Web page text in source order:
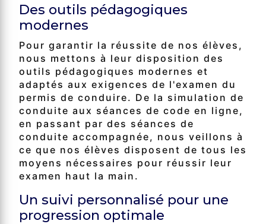
Des outils pédagogiques
modernes
Pour garantir la réussite de nos élèves,
nous mettons à leur disposition des
outils pédagogiques modernes et
adaptés aux exigences de l'examen du
permis de conduire. De la simulation de
conduite aux séances de code en ligne,
en passant par des séances de
conduite accompagnée, nous veillons à
ce que nos élèves disposent de tous les
moyens nécessaires pour réussir leur
examen haut la main.
Un suivi personnalisé pour une
progression optimale